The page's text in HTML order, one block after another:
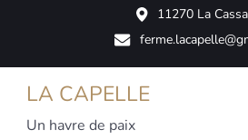
11270 La
LA CAPELLE
Un havre de paix